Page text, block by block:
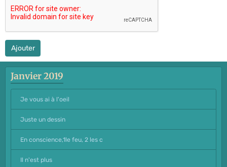
Ajouter
Janvier 2019
Je vous ai à l'oeil
Juste un dessin
En conscience,1le feu, 2 les c
Il n'est plus